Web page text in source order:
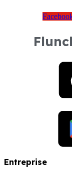
Entreprise